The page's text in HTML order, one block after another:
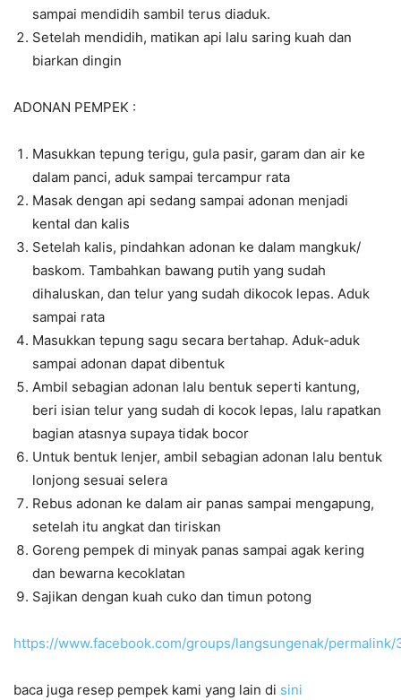
sampai mendidih sambil terus diaduk.
Setelah mendidih, matikan api lalu saring kuah dan
biarkan dingin
ADONAN PEMPEK :
Masukkan tepung terigu, gula pasir, garam dan air ke
dalam panci, aduk sampai tercampur rata
Masak dengan api sedang sampai adonan menjadi
kental dan kalis
Setelah kalis, pindahkan adonan ke dalam mangkuk/
baskom. Tambahkan bawang putih yang sudah
dihaluskan, dan telur yang sudah dikocok lepas. Aduk
sampai rata
Masukkan tepung sagu secara bertahap. Aduk-aduk
sampai adonan dapat dibentuk
Ambil sebagian adonan lalu bentuk seperti kantung,
beri isian telur yang sudah di kocok lepas, lalu rapatkan
bagian atasnya supaya tidak bocor
Untuk bentuk lenjer, ambil sebagian adonan lalu bentuk
lonjong sesuai selera
Rebus adonan ke dalam air panas sampai mengapung,
setelah itu angkat dan tiriskan
Goreng pempek di minyak panas sampai agak kering
dan bewarna kecoklatan
Sajikan dengan kuah cuko dan timun potong
https://www.facebook.com/groups/langsungenak/
baca juga resep pempek kami yang lain di sini